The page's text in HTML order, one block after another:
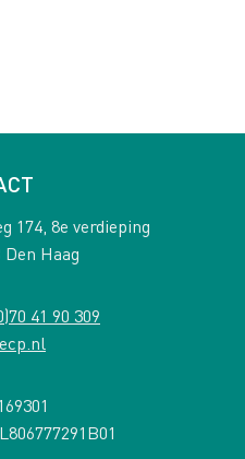
174, 8e verdieping
Den Haag
41 90 309